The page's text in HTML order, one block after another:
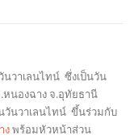
นวาเลนไทน์ ซึ่งเป็นวัน
นองฉาง จ.อุทัยธานี
นวาเลนไทน์ ขึ้นร่วมกับ
งพร้อมหัวหน้าส่วน